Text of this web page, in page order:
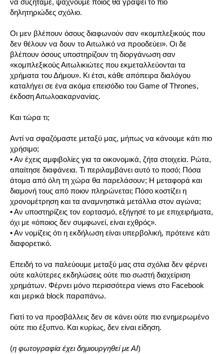
να συζητάμε, ψάχνουμε ποιος θα γράψει το πιο
δηλητηριώδες σχόλιο.
Οι μεν βλέπουν όσους διαφωνούν σαν «κομπλεξικούς που
δεν θέλουν να δουν το Αιτωλικό να προοδεύει». Οι δε
βλέπουν όσους υποστηρίζουν τη διοργάνωση σαν
«κομπλεξικούς Αιτωλικιώτες που εκμεταλλεύονται τα
χρήματα του Δήμου». Κι έτσι, κάθε απόπειρα διαλόγου
καταλήγει σε ένα ακόμα επεισόδιο του Game of Thrones,
έκδοση Αιτωλοακαρνανίας.
Και τώρα τι;
Αντί να σφαζόμαστε μεταξύ μας, μήπως να κάνουμε κάτι πιο
χρήσιμο;
• Αν έχεις αμφιβολίες για τα οικονομικά, ζήτα στοιχεία. Ρώτα,
απαίτησε διαφάνεια. Τι περιλαμβάνει αυτό το ποσό; Πόσα
άτομα από όλη τη χώρα θα παρελάσουν; Η μεταφορά και
διαμονή τους από ποιον πληρώνεται; Πόσο κοστίζει η
χρονομέτρηση και τα αναμνηστικά μετάλλια στον αγώνα;
• Αν υποστηρίζεις τον εορτασμό, εξήγησέ το με επιχειρήματα,
όχι με «όποιος δεν συμφωνεί, είναι εχθρός».
• Αν νομίζεις ότι η εκδήλωση είναι υπερβολική, πρότεινε κάτι
διαφορετικό.
Επειδή το να παλεύουμε μεταξύ μας στα σχόλια δεν φέρνει
ούτε καλύτερες εκδηλώσεις ούτε πιο σωστή διαχείριση
χρημάτων. Φέρνει μόνο περισσότερα views στο Facebook
και μερικά block παραπάνω.
Γιατί το να προσβάλλεις δεν σε κάνει ούτε πιο ενημερωμένο
ούτε πιο έξυπνο. Και κυρίως, δεν είναι είδηση.
(η φωτογραφία έχει δημιουργηθεί με ΑΙ)